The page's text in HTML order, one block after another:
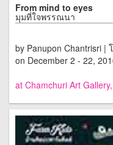
From mind to eyes
มุมที่ใจพรรณนา
by Panupon Chantrisri
on December 2 - 22,
at Chamchuri Art